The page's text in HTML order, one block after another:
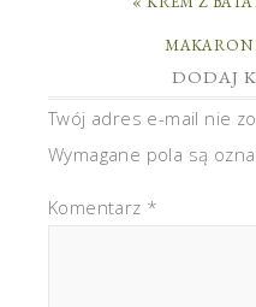
MAKARON
DODAJ
Twój adres e-mail nie
Wymagane pola są
Komentarz *